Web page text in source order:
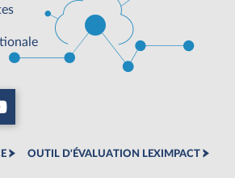
OUTIL D'ÉVALUATION LEXIMPACT